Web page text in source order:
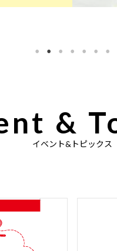
&
イベント&トピックス